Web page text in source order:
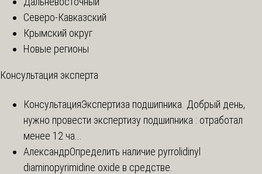
Северо-Кавказский
Крымский округ
Новые регионы
Консультация эксперта
КонсультацияЭкспертиза подшипника. Добрый день,
нужно провести экспертизу подшипника : отработал
менее 12 ча...
АлександрОпределить наличие pyrrolidinyl
diaminopyrimidine oxide в средстве.